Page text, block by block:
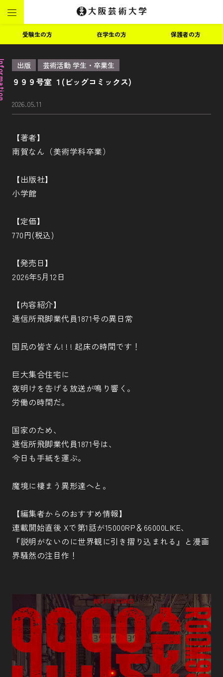
受験生の方 在学生の方 保護者の方
出版 芸術活動 学生・卒業生
９９９号室 １(ビッグコミックス)
2026.05.11
【著者】
南賀なん（美術学科卒業）
【出版社】
小学館
【定価】
770円(税込)
【発売日】
2026年5月12日
【内容紹介】
逓信所飛脚業代員1871号の異日常
国民の皆さん! ! ! 起床の時間です！
巨大集合住宅に
夜明けを告げる放送が鳴り響く。
労働の時間だ。
国家のため、
逓信所飛脚業代員1871号は、
今日も手紙を運ぶ。
魔境に棲まう異形達へと。
【編集者からのおすすめ情報】
連載開始直後 Xで第1話が15000RP＆66000LIKE、
『説明がないのに世界観に引き摺り込まれる』と漫画
界騒然の注目作！